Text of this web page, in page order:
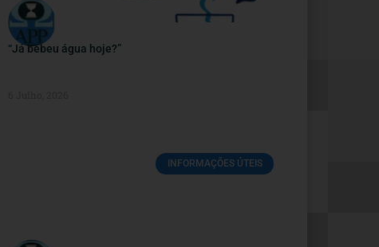
“Já bebeu água hoje?”
INFORMAÇÕES ÚTEIS